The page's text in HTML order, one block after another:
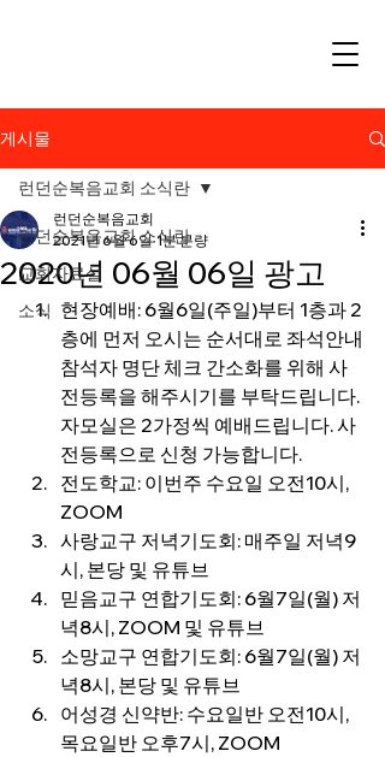
게시물
런던순복음교회 소식란
교회자료실
소식
런던순복음교회 소식란
2020년 06월 06일 광고
런던순복음교회
2021년 6월 6일 1분 분량
현장예배: 6월6일(주일)부터 1층과 2
층에 먼저 오시는 순서대로 좌석안내
참석자 명단 체크 간소화를 위해 사
전등록을 해주시기를 부탁드립니다.
자모실은 2가정씩 예배드립니다. 사
전등록으로 신청 가능합니다.
전도학교: 이번주 수요일 오전10시,
ZOOM
사랑교구 저녁기도회: 매주일 저녁9
시, 본당 및 유튜브
믿음교구 연합기도회: 6월7일(월) 저
녁8시, ZOOM 및 유튜브
소망교구 연합기도회: 6월7일(월) 저
녁8시, 본당 및 유튜브
어성경 신약반: 수요일반 오전10시,
목요일반 오후7시, ZOOM